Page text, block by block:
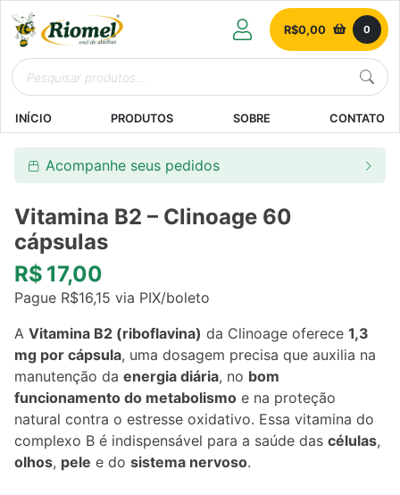
R$0,00 0
INÍCIO PRODUTOS SOBRE CONTATO
Acompanhe seus pedidos
Vitamina B2 – Clinoage 60
cápsulas
R$ 17,00
Pague R$16,15 via PIX/boleto
A Vitamina B2 (riboflavina) da Clinoage oferece 1,3
mg por cápsula, uma dosagem precisa que auxilia na
manutenção da energia diária, no bom
funcionamento do metabolismo e na proteção
natural contra o estresse oxidativo. Essa vitamina do
complexo B é indispensável para a saúde das células,
olhos, pele e do sistema nervoso.